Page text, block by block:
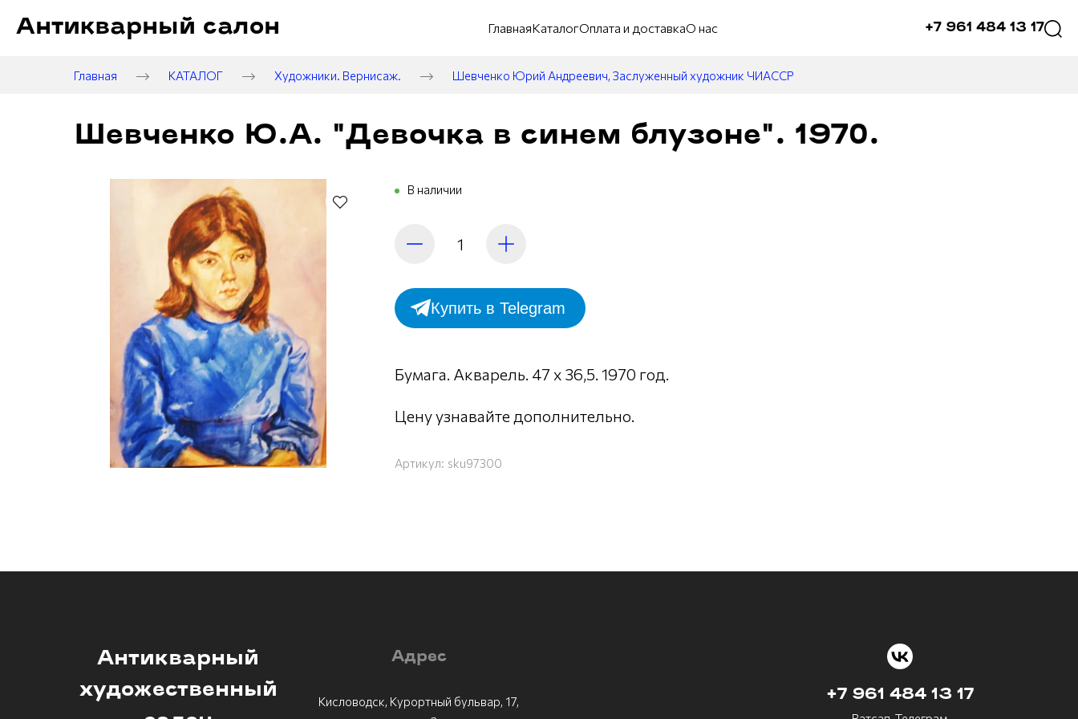
Антикварный салон ГлавнаяКаталогОплата и доставкаО нас +7 961 484 13 17
Главная КАТАЛОГ Художники. Вернисаж. Шевченко Юрий Андреевич, Заслуженный художник ЧИАССР
Шевченко Ю.А. "Девочка в синем блузоне". 1970.
В наличии
Купить в Telegram
Бумага. Акварель. 47 х 36,5. 1970 год.
Цену узнавайте дополнительно.
Артикул: sku97300
Антикварный
художественный
Адрес
Кисловодск, Курортный бульвар, 17,
+7 961 484 13 17